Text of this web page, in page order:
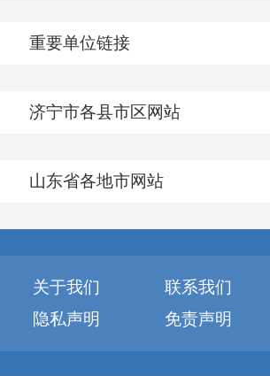
重要单位链接
济宁市各县市区网站
山东省各地市网站
关于我们 联系我们
隐私声明
免责声明